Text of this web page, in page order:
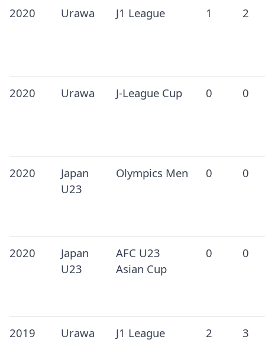
2020 Urawa J1 League 1 2
2020 Urawa J-League Cup 0 0
2020
Japan
U23
Olympics Men 0 0
2020
Japan
U23
AFC U23
Asian Cup
0 0
2019 Urawa J1 League 2 3